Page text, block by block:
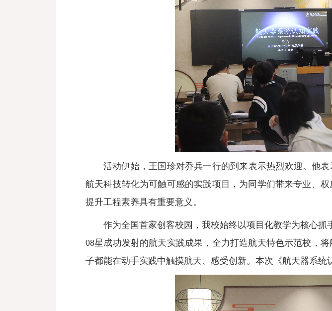
活动伊始，王国珍对乔兵一行的到来表示热烈欢迎。他
航天科技转化为可触可感的实践项目，为同学们带来专业、
提升工程素养具有重要意义。
作为全国首家创客校园，我校始终以项目化教学为核心
08星成功发射的航天实践成果，全力打造航天特色示范校，
子都能在动手实践中触摸航天、感受创新。本次《航天器系统